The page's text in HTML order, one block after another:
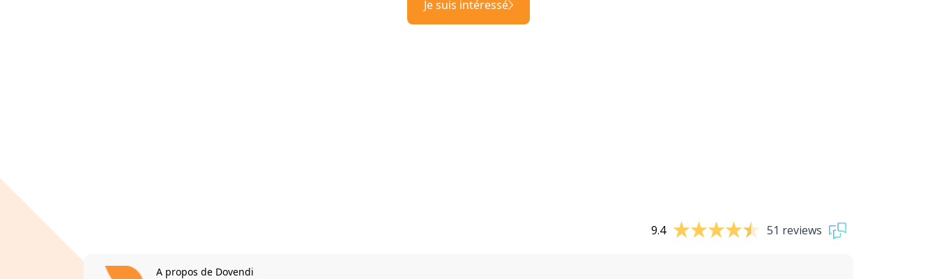
Je suis intéressé
9.4 51 reviews
A propos de Dovendi